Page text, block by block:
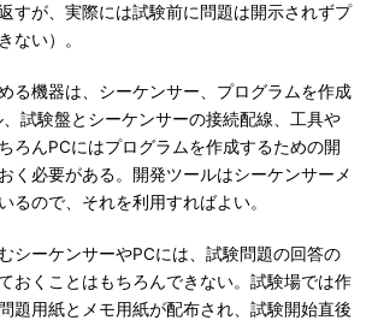
すが、実際には試験前に問題は開示されずプ
ない）。
る機器は、シーケンサー、プログラムを作成
試験盤とシーケンサーの接続配線、工具や
ろんPCにはプログラムを作成するための開
く必要がある。開発ツールはシーケンサーメ
るので、それを利用すればよい。
シーケンサーやPCには、試験問題の回答の
おくことはもちろんできない。試験場では作
題用紙とメモ用紙が配布され、試験開始直後